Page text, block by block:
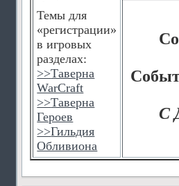
Темы для
«регистрации»
в игровых
разделах:
>>Таверна
WarCraft
>>Таверна
Героев
>>Гильдия
Обливиона
С